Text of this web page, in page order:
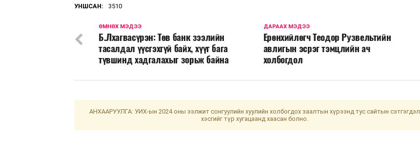
УНШСАН: 3510
ДАРААХ МЭДЭЭ
Ерөнхийлөгч Теодор Рузвельтийн
авлигын эсрэг тэмцлийн ач
холбогдол
ӨМНӨХ МЭДЭЭ
Б.Лхагвасүрэн: Төв банк зээлийн
тасалдал үүсгэхгүй байх, хүүг бага
түвшинд хадгалахыг зорьж байна
АНХААРУУЛГА: УИХ-ын 2024 оны ээлжит сонгуулийн хуулийн холбогдох заалтын хүрээнд тус сайтын сэтгэгдэл
хэсгийг түр хугацаанд хаасан болно.